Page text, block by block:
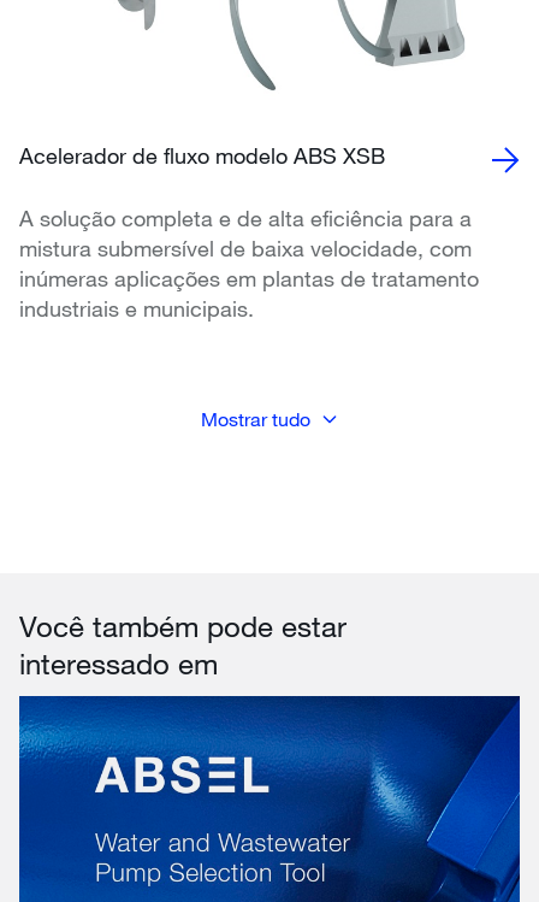
Acelerador de fluxo modelo ABS XSB
A solução completa e de alta eficiência para a
mistura submersível de baixa velocidade, com
inúmeras aplicações em plantas de tratamento
industriais e municipais.
Mostrar tudo
Você também pode estar
interessado em